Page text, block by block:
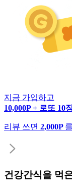
지금 가입하고
10,000P + 로또 10
리뷰 쓰면 2,000P
건강간식을 먹